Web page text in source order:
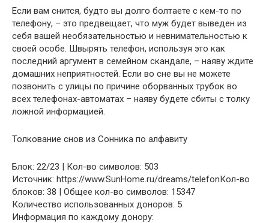
Если вам снится, будто вы долго болтаете с кем-то по
телефону, – это предвещает, что муж будет выведен из
себя вашей необязательностью и невнимательностью к
своей особе. Швырять телефон, используя это как
последний аргумент в семейном скандале, – наяву ждите
домашних неприятностей. Если во сне вы не можете
позвонить с улицы по причине оборванных трубок во
всех телефонах-автоматах – наяву будете сбиты с толку
ложной информацией.
Толкование снов из Сонника по алфавиту
Блок: 22/23 | Кол-во символов: 503
Источник: https://www.SunHome.ru/dreams/telefonКол-во
блоков: 38 | Общее кол-во символов: 15347
Количество использованных доноров: 5
Информация по каждому донору: